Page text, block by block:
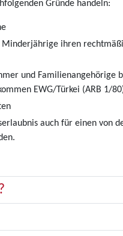
Gründe handeln:
Minderjährige ihren
und Familienangehörige
EWG/Türkei (ARB 1/
auch für einen von